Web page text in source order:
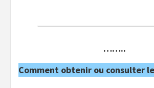
……..
Comment obtenir ou consulter